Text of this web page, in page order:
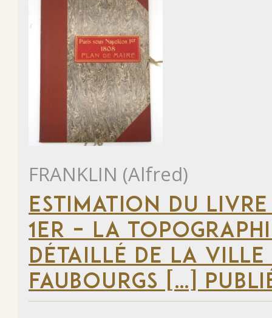
FRANKLIN (Alfred)
ESTIMATION DU
1ER – LA
DÉTAILLÉ DE LA VILLE
FAUBOURGS […]